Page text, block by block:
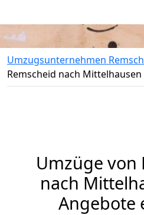
Umzugsunternehmen
Remscheid nach Mittelhausen
Umzüge von
nach
Angebote